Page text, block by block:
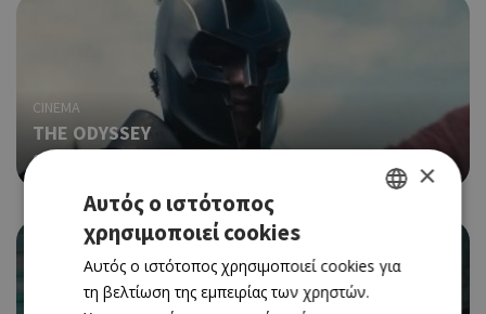
CINEMA
THE ODYSSEY
06/08/2026 - 12/08/2026
ENGLISH
×
Αυτός ο ιστότοπος
χρησιμοποιεί cookies
Αυτός ο ιστότοπος χρησιμοποιεί cookies για
τη βελτίωση της εμπειρίας των χρηστών.